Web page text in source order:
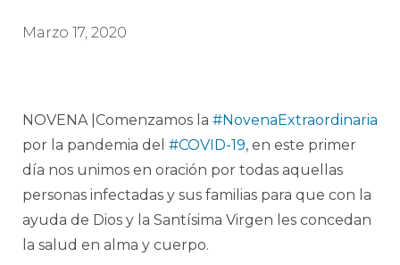
Marzo 17, 2020
NOVENA |Comenzamos la #NovenaExtraordinaria
por la pandemia del #COVID-19, en este primer
día nos unimos en oración por todas aquellas
personas infectadas y sus familias para que con la
ayuda de Dios y la Santísima Virgen les concedan
la salud en alma y cuerpo.